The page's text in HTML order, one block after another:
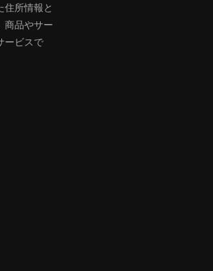
住所情報と
商品やサー
ービスで